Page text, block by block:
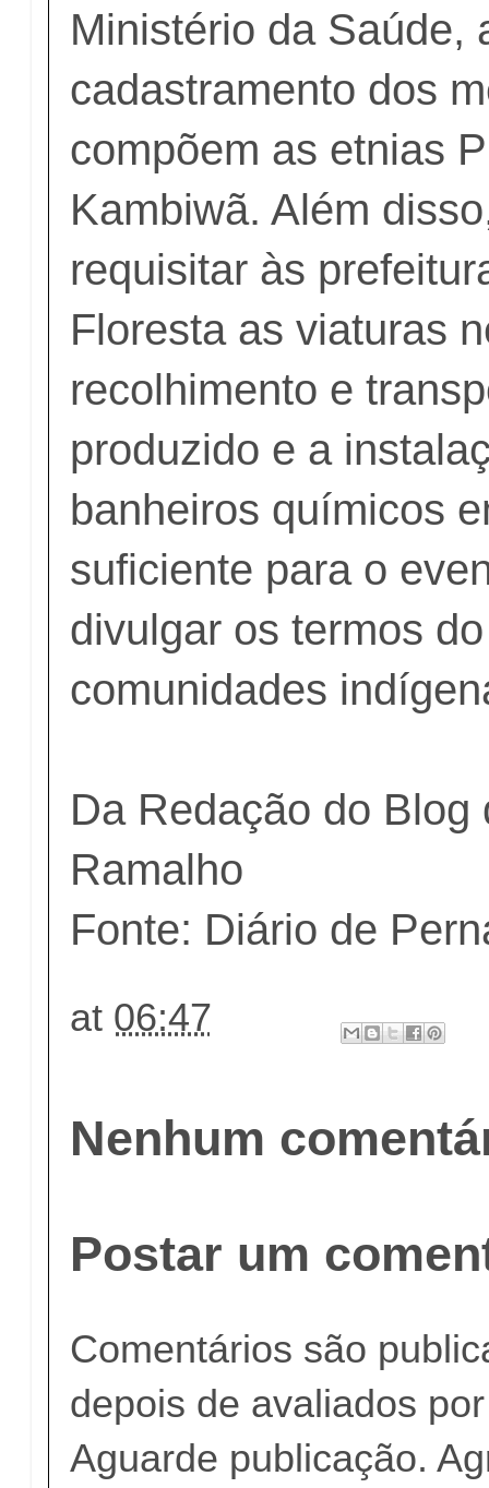
Ministério da Saúde,
cadastramento dos
compõem as etnias
Kambiwã. Além
requisitar às
Floresta as viaturas
recolhimento e
produzido e a
banheiros químicos
suficiente para o
divulgar os termos
comunidades
Da Redação do Blog
Ramalho
Fonte: Diário de
at 06:47
Nenhum
Postar um
Comentários são
depois de avaliados
Aguarde publicação.